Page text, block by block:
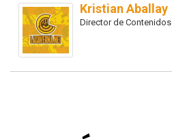
Kristian Aballay
Director de Contenidos